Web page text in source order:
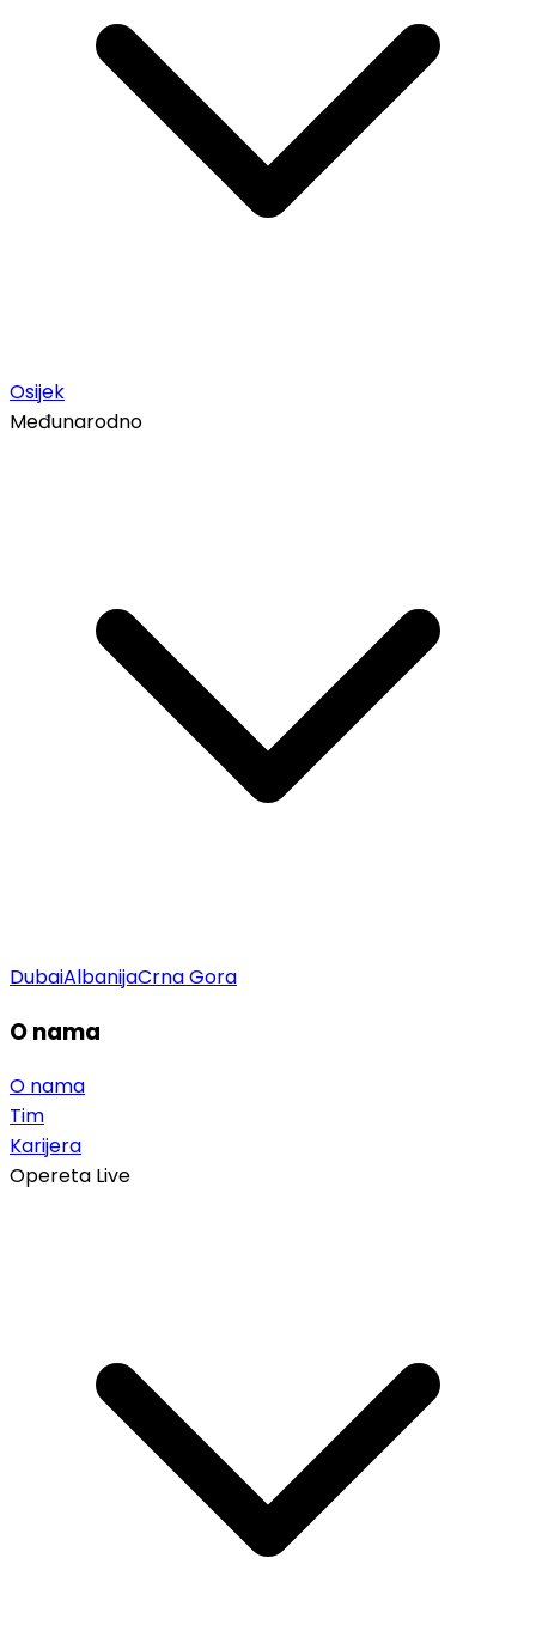
Osijek
Međunarodno
DubaiAlbanijaCrna Gora
O nama
O nama
Tim
Karijera
Opereta Live